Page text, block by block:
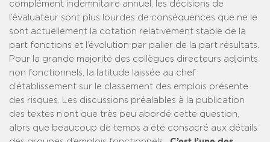
complément indemnitaire annuel, les décisions de
l’évaluateur sont plus lourdes de conséquences que ne le
sont actuellement la cotation relativement stable de la
part fonctions et l’évolution par palier de la part résultats.
Pour la grande majorité des collègues directeurs adjoints
non fonctionnels, la latitude laissée au chef
d’établissement sur le classement des emplois présente
des risques. Les discussions préalables à la publication
des textes n’ont que très peu abordé cette question,
alors que beaucoup de temps a été consacré aux détails